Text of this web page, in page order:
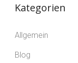
Kategorien
Allgemein
Blog